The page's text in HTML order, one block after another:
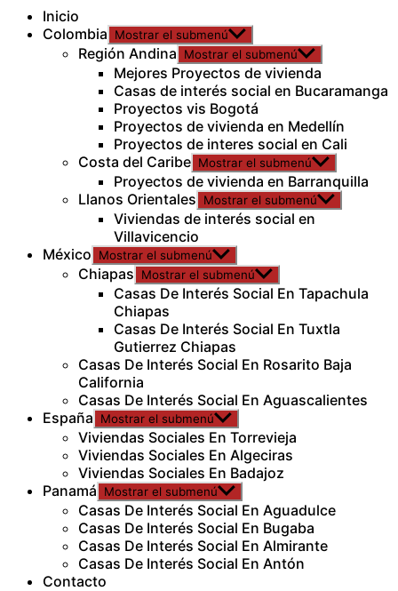
Inicio
Colombia
Mostrar el submenú
Región Andina Mostrar el submenú
Mejores Proyectos de vivienda
Casas de interés social en Bucaramanga
Proyectos vis Bogotá
Proyectos de vivienda en Medellín
Proyectos de interes social en Cali
Costa del Caribe Mostrar el submenú
Proyectos de vivienda en Barranquilla
Llanos Orientales
Mostrar el submenú
Viviendas de interés social en
Villavicencio
México
Mostrar el submenú
Chiapas Mostrar el submenú
Casas De Interés Social En Tapachula
Chiapas
Casas De Interés Social En Tuxtla
Gutierrez Chiapas
Casas De Interés Social En Rosarito Baja
California
Casas De Interés Social En Aguascalientes
España
Mostrar el submenú
Viviendas Sociales En Torrevieja
Viviendas Sociales En Algeciras
Viviendas Sociales En Badajoz
Panamá
Mostrar el submenú
Casas De Interés Social En Aguadulce
Casas De Interés Social En Bugaba
Casas De Interés Social En Almirante
Casas De Interés Social En Antón
Contacto